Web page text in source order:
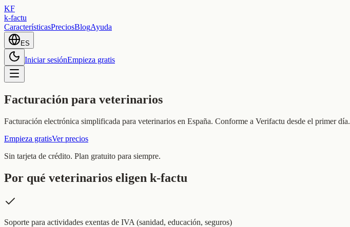
KF
k-factu
CaracterísticasPreciosBlogAyuda
ES
Iniciar sesiónEmpieza gratis
Facturación para veterinarios
Facturación electrónica simplificada para veterinarios en España. Conforme a Verifactu desde el primer día.
Empieza gratisVer precios
Sin tarjeta de crédito. Plan gratuito para siempre.
Por qué veterinarios eligen k-factu
Soporte para actividades exentas de IVA (sanidad, educación, seguros)